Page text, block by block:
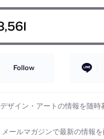
Follow
ザイン・アートの情報を随時
メールマガジンで最新の情報を